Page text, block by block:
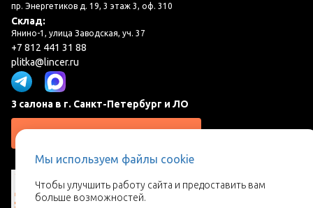
пр. Энергетиков д. 19, 3 этаж 3, оф. 310
Склад:
Янино-1, улица Заводская, уч. 37
+7 812 441 31 88
plitka@lincer.ru
3 салона в г. Санкт-Петербург и ЛО
Запросить адреса салонов
Мы используем файлы cookie
Чтобы улучшить работу сайта и предоставить вам
больше возможностей.